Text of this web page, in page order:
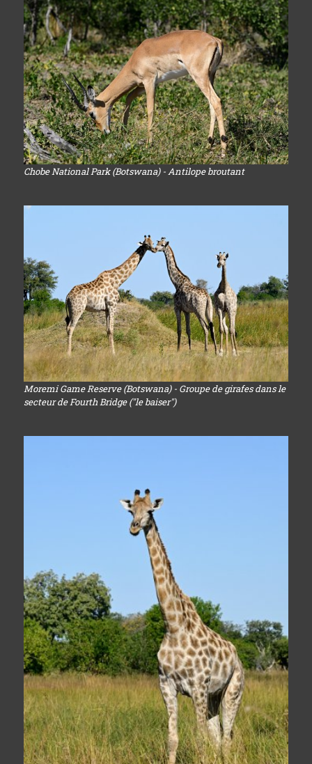
Chobe National Park (Botswana) - Antilope broutant
Moremi Game Reserve (Botswana) - Groupe de girafes dans le
secteur de Fourth Bridge ("le baiser")